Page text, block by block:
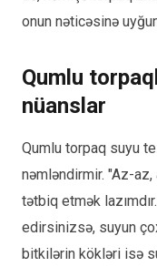
onun nəticəsinə
Qumlu
nüanslar
Qumlu torpaq suyu
nəmləndirmir. "Az-
tətbiq etmək
edirsinizsə, suyun
bitkilərin kökləri isə